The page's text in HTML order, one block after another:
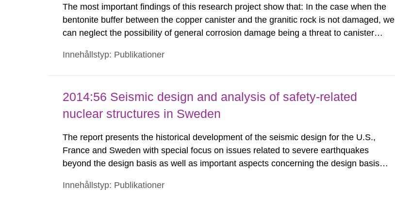
The most important findings of this research project show that: In the case when the
bentonite buffer between the copper canister and the granitic rock is not damaged, we
can neglect the possibility of general corrosion damage being a threat to canister
damaged for any reason, and does not act as an engineered...
Innehållstyp: Publikationer
2014:56 Seismic design and analysis of safety-related
nuclear structures in Sweden
The report presents the historical development of the seismic design for the U.S.,
France and Sweden with special focus on issues related to severe earthquakes
beyond the design basis as well as important aspects concerning the design basis
recommendations on a revised model for seismic hazard assessments, on minimum...
Innehållstyp: Publikationer